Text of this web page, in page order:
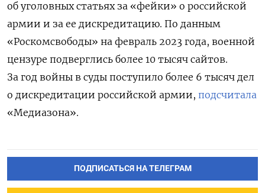
об уголовных статьях за «фейки» о российской
армии и за ее дискредитацию. По данным
«Роскомсвободы» на февраль 2023 года, военной
цензуре подверглись более 10 тысяч сайтов.
За год войны в суды поступило более 6 тысяч дел
о дискредитации российской армии, подсчитала
«Медиазона».
ПОДПИСАТЬСЯ НА ТЕЛЕГРАМ